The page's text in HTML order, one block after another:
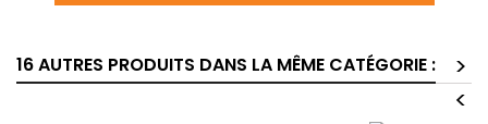
16 AUTRES PRODUITS DANS LA MÊME CATÉGORIE :
>
<